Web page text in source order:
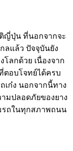
ญี่ปุ่น​ ที่นอกจากจะ
ลแล้ว ปัจจุบันยัง
ลกด้วย​ เนื่องจาก
ตอบโจทย์ได้ครบ
เก๋ง นอกจากนี้ทาง
มปลอดภัยของยาง
รถในทุกสภาพถนน